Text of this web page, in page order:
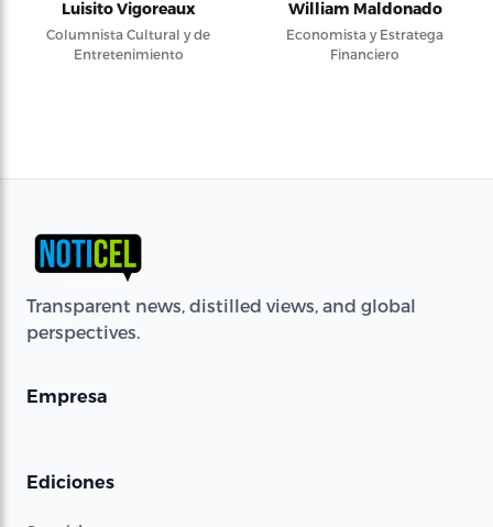
Luisito Vigoreaux
Columnista Cultural y de
Entretenimiento
William Maldonado
Economista y Estratega
Financiero
Transparent news, distilled views, and global
perspectives.
Empresa
Ediciones